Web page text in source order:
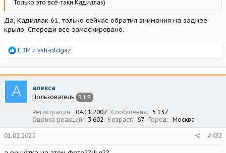
Только это всё-таки Кадиллак)
Да, Кадиллак 61, только сейчас обратил внимания на заднее
крыло. Спереди все замаскировано.
Р
а
к
ц
и
и
СЭМ и ash-oldgaz
А алекса
Пользователь R.I.P.
Регистрация 04.11.2007 Сообщения
5 137
Оценка реакций
3 602 Возраст 67 Город Москва
01.02.2025 #432